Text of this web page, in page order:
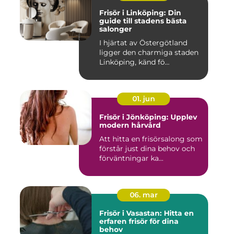
Frisör i Linköping: Din
guide till stadens bästa
salonger
I hjärtat av Östergötland
ligger den charmiga staden
Linköping, känd fö...
01. jun
Frisör i Jönköping: Upplev
modern hårvård
Att hitta en frisörsalong som
förstår just dina behov och
förväntningar ka...
06. mar
Frisör i Vasastan: Hitta en
erfaren frisör för dina
behov